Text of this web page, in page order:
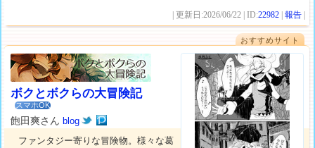
| 更新日:2026/06/22 | ID:22982 |報告
おすすめサイト
ボクとボクらの大冒険記
スマホOK
飽田爽さんblog
ファンタジー寄りな冒険物。様々な葛